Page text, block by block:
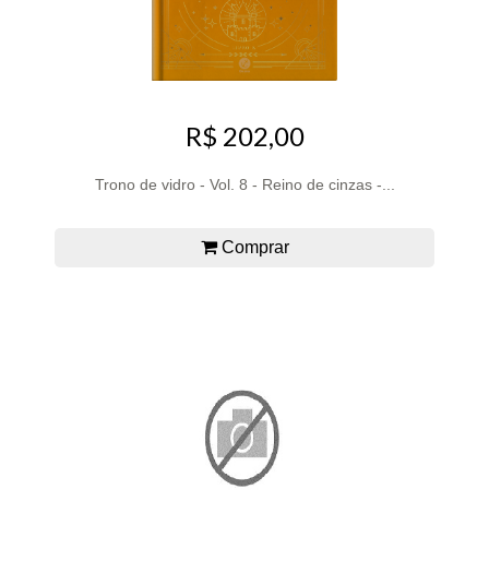
R$ 202,00
Trono de vidro - Vol. 8 - Reino de cinzas -...
Comprar